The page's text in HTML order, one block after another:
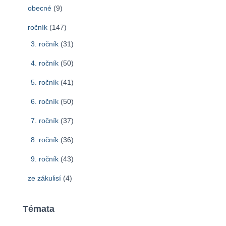
obecné (9)
ročník (147)
3. ročník (31)
4. ročník (50)
5. ročník (41)
6. ročník (50)
7. ročník (37)
8. ročník (36)
9. ročník (43)
ze zákulisí (4)
Témata